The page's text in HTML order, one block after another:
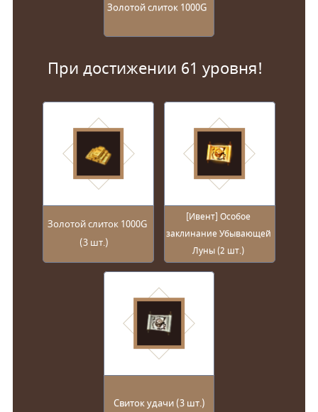
Золотой слиток 1000G
При достижении 61 уровня!
Золотой слиток 1000G
(3 шт.)
[Ивент] Особое
заклинание Убывающей
Луны (2 шт.)
Свиток удачи (3 шт.)